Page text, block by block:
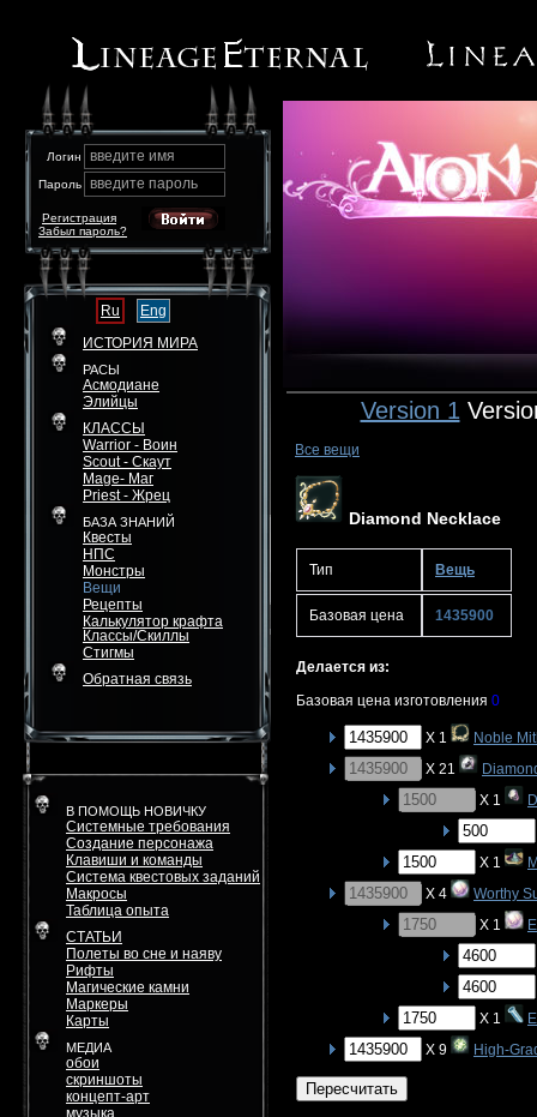
Логин введите имя
Пароль введите пароль
Забыл пароль?
Регистрация
Ru
Eng
ИСТОРИЯ МИРА
РАСЫ
Асмодиане
Элийцы
КЛАССЫ
Warrior - Воин
Scout - Скаут
Mage- Маг
Priest - Жрец
БАЗА ЗНАНИЙ
Квесты
НПС
Монстры
Вещи
Рецепты
Калькулятор крафта
Классы/Скиллы
Стигмы
Обратная связь
В ПОМОЩЬ НОВИЧКУ
Системные требования
Создание персонажа
Клавиши и команды
Система квестовых заданий
Макросы
Таблица опыта
СТАТЬИ
Полеты во сне и наяву
Рифты
Магические камни
Маркеры
Карты
МЕДИА
обои
скриншоты
концепт-арт
музыка
Version 1
Все вещи
Diamond Necklace
Тип Вещь
Базовая цена 1435900
Делается из:
Базовая цена изготовления 0
X 1
Noble
X 21
X 1
X 1
X 4
Worthy
X 1
X 1
X 9
High-
Пересчитать